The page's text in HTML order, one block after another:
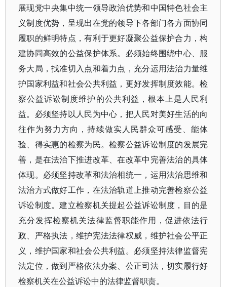
展现党中央集中统一领导政治优势和中国特色社会主
义制度优势，呈现出在党的领导下各部门各方面协同
履职的鲜明特点，有利于更好凝聚公益保护合力，构
建协同高效的公益保护体系。必须始终围绕中心、服
务大局，找准切入点和着力点，充分运用法治力量维
护国家利益和社会公共利益，更好发挥制度效能。检
察公益诉讼制度维护的公共利益，根本上是人民利
益。必须坚持以人民为中心，把人民对美好生活的向
往作为努力方向，持续做实人民群众可感受、能体
验、得实惠的检察为民。检察公益诉讼制度的发展完
善，是在法治下推进改革、在改革中完善法治的具体
体现。必须坚持改革和法治相统一，运用法治思维和
法治方式做好工作，在法治轨道上推动完善检察公益
诉讼制度。建立检察机关提起公益诉讼制度，目的是
充分发挥检察机关法律监督职能作用，促进依法行
政、严格执法，维护宪法法律权威，维护社会公平正
义，维护国家和社会公共利益。必须坚持法律监督宪
法定位，做到严格依法办案、公正司法，切实履行好
检察机关在公益诉讼中的法律监督职责。